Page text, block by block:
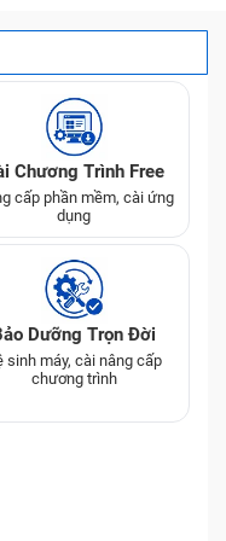
nguyên bộ để an
thay nguyên bộ màn
thay nguyên bộ màn
đến những trung
để có lựa chọn đúng
Chương Trình Free
cấp phần mềm, cài ứng
dụng
Dưỡng Trọn Đời
sinh máy, cài nâng cấp
chương trình